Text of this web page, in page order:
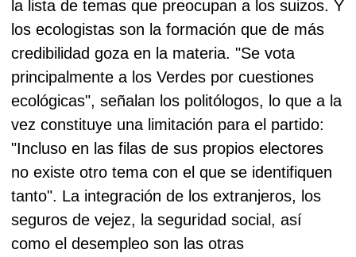
la lista de temas que preocupan a los suizos. Y
los ecologistas son la formación que de más
credibilidad goza en la materia. "Se vota
principalmente a los Verdes por cuestiones
ecológicas", señalan los politólogos, lo que a la
vez constituye una limitación para el partido:
"Incluso en las filas de sus propios electores
no existe otro tema con el que se identifiquen
tanto". La integración de los extranjeros, los
seguros de vejez, la seguridad social, así
como el desempleo son las otras